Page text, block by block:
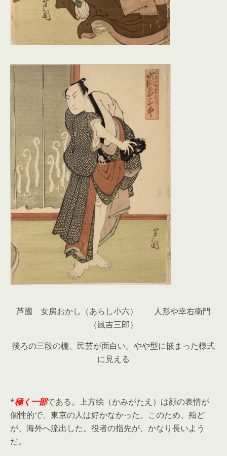
芦國 女房おかし（あらし小六） 人形や幸右衛門
（嵐吉三郎）
後ろの三段の棚、民芸が面白い。やや型に嵌まった様式
に見える
*極く一部である。上方絵（かみがたえ）は顔の表情が
個性的で、東京の人は好かなかった。このため、殆ど
が、海外へ流出した。役者の指先が、かなり長いよう
だ。